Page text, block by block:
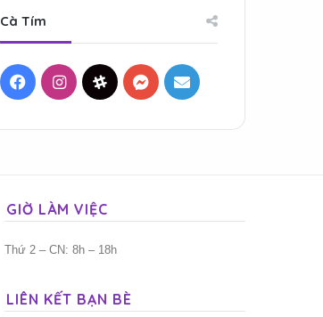
Cà Tím
FacebookInstagramThreadsMessenger
Mail
GIỜ LÀM VIỆC
Thứ 2 – CN: 8h – 18h
LIÊN KẾT BẠN BÈ